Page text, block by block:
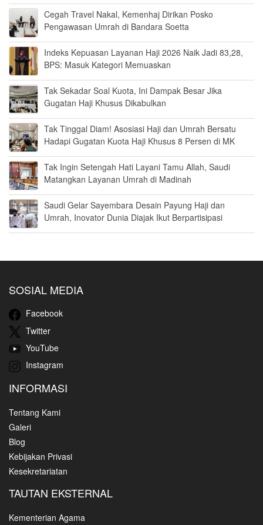
Cegah Travel Nakal, Kemenhaj Dirikan Posko
Pengawasan Umrah di Bandara Soetta
Indeks Kepuasan Layanan Haji 2026 Naik Jadi 83,28,
BPS: Masuk Kategori Memuaskan
Tak Sekadar Soal Kuota, Ini Dampak Besar Jika
Gugatan Haji Khusus Dikabulkan
Tak Tinggal Diam! Asosiasi Haji dan Umrah Bersatu
Hadapi Gugatan Kuota Haji Khusus 8 Persen di MK
Tak Ingin Setengah Hati Layani Tamu Allah, Saudi
Matangkan Layanan Umrah di Madinah
Saudi Gelar Sayembara Desain Payung Haji dan
Umrah, Inovator Dunia Diajak Ikut Berpartisipasi
SOSIAL MEDIA
Facebook
Twitter
YouTube
Instagram
INFORMASI
Tentang Kami
Galeri
Blog
Kebijakan Privasi
Kesekretariatan
TAUTAN EKSTERNAL
Kementerian Agama